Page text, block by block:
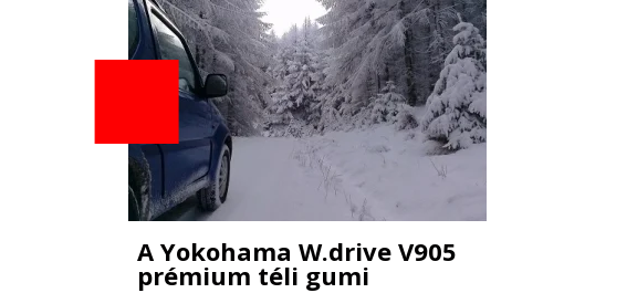
A Yokohama W.drive V905
prémium téli gumi